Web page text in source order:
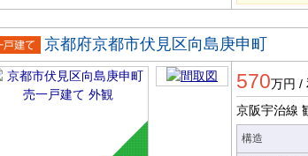
戸建
京都府京都市伏見区向島庚申町
570万円 /
京阪宇治線
構造